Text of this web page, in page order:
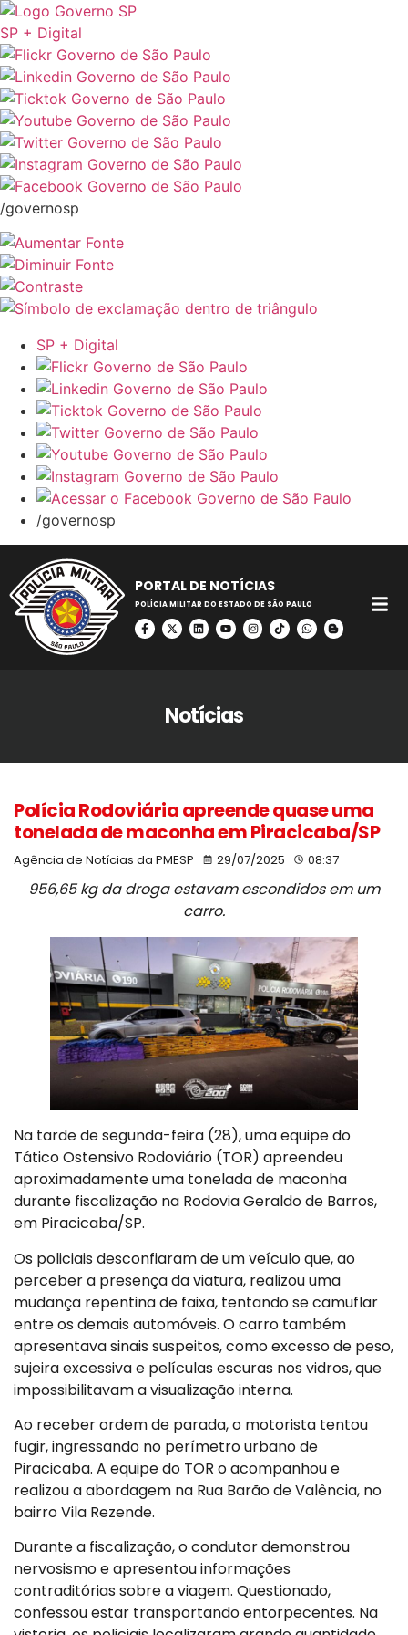
SP + Digital
/governosp
SP + Digital
/governosp
PORTAL DE NOTÍCIAS
POLÍCIA MILITAR DO ESTADO DE SÃO PAULO
Notícias
Polícia Rodoviária apreende quase uma
tonelada de maconha em Piracicaba/SP
Agência de Notícias da PMESP 29/07/2025 08:37
956,65 kg da droga estavam escondidos em um
carro.
Na tarde de segunda-feira (28), uma equipe do
Tático Ostensivo Rodoviário (TOR) apreendeu
aproximadamente uma tonelada de maconha
durante fiscalização na Rodovia Geraldo de Barros,
em Piracicaba/SP.
Os policiais desconfiaram de um veículo que, ao
perceber a presença da viatura, realizou uma
mudança repentina de faixa, tentando se camuflar
entre os demais automóveis. O carro também
apresentava sinais suspeitos, como excesso de peso,
sujeira excessiva e películas escuras nos vidros, que
impossibilitavam a visualização interna.
Ao receber ordem de parada, o motorista tentou
fugir, ingressando no perímetro urbano de
Piracicaba. A equipe do TOR o acompanhou e
realizou a abordagem na Rua Barão de Valência, no
bairro Vila Rezende.
Durante a fiscalização, o condutor demonstrou
nervosismo e apresentou informações
contraditórias sobre a viagem. Questionado,
confessou estar transportando entorpecentes. Na